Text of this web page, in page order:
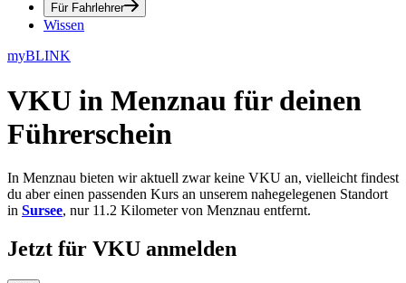
Für Fahrlehrer
Wissen
myBLINK
VKU in Menznau für deinen
Führerschein
In Menznau bieten wir aktuell zwar keine VKU an, vielleicht findest
du aber einen passenden Kurs an unserem nahegelegenen Standort
in Sursee, nur 11.2 Kilometer von Menznau entfernt.
Jetzt für VKU anmelden